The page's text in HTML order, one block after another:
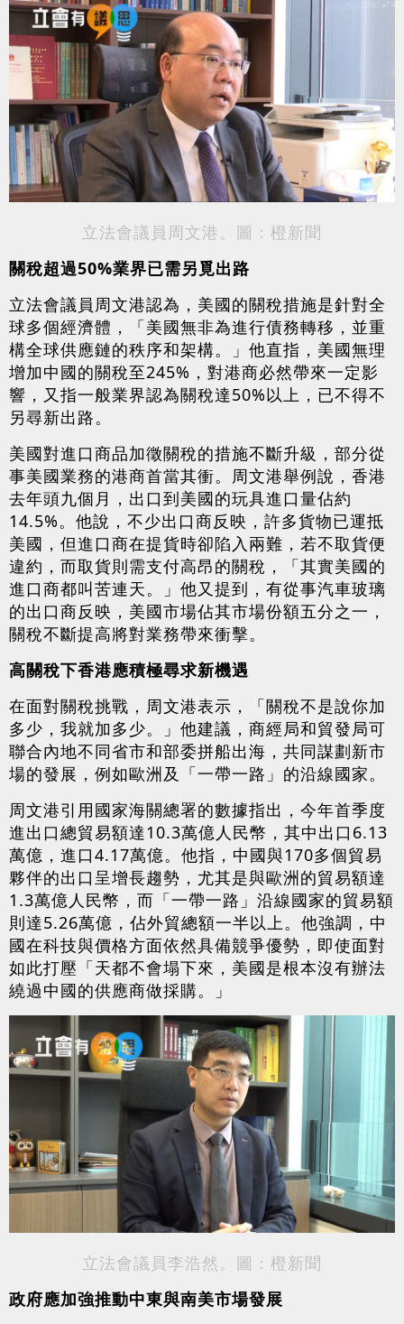
立法會議員周文港。圖：橙新聞
關稅超過50%業界已需另覓出路
立法會議員周文港認為，美國的關稅措施是針對全
球多個經濟體，「美國無非為進行債務轉移，並重
構全球供應鏈的秩序和架構。」他直指，美國無理
增加中國的關稅至245%，對港商必然帶來一定影
響，又指一般業界認為關稅達50%以上，已不得不
另尋新出路。
美國對進口商品加徵關稅的措施不斷升級，部分從
事美國業務的港商首當其衝。周文港舉例說，香港
去年頭九個月，出口到美國的玩具進口量佔約
14.5%。他說，不少出口商反映，許多貨物已運抵
美國，但進口商在提貨時卻陷入兩難，若不取貨便
違約，而取貨則需支付高昂的關稅，「其實美國的
進口商都叫苦連天。」他又提到，有從事汽車玻璃
的出口商反映，美國市場佔其市場份額五分之一，
關稅不斷提高將對業務帶來衝擊。
高關稅下香港應積極尋求新機遇
在面對關稅挑戰，周文港表示，「關稅不是說你加
多少，我就加多少。」他建議，商經局和貿發局可
聯合內地不同省市和部委拼船出海，共同謀劃新市
場的發展，例如歐洲及「一帶一路」的沿線國家。
周文港引用國家海關總署的數據指出，今年首季度
進出口總貿易額達10.3萬億人民幣，其中出口6.13
萬億，進口4.17萬億。他指，中國與170多個貿易
夥伴的出口呈增長趨勢，尤其是與歐洲的貿易額達
1.3萬億人民幣，而「一帶一路」沿線國家的貿易額
則達5.26萬億，佔外貿總額一半以上。他強調，中
國在科技與價格方面依然具備競爭優勢，即使面對
如此打壓「天都不會塌下來，美國是根本沒有辦法
繞過中國的供應商做採購。」
立法會議員李浩然。圖：橙新聞
政府應加強推動中東與南美市場發展